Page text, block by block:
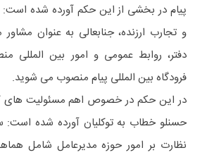
پیام در بخشی از این حکم آورده شده
و تجارب ارزنده، جنابعالی به عنوان
دفتر، روابط عمومی و امور بین المللی
فرودگاه بین المللی پیام منصوب می شوید.
در این حکم در خصوص اهم مسئولیت های
حسنلو خطاب به توکلیان آورده شده است:
نظارت بر امور حوزه مدیرعامل شامل